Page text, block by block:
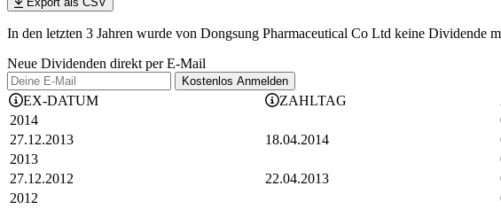
In den letzten 3 Jahren wurde von Dongsung Pharmaceutical Co Ltd keine Dividende
Neue Dividenden direkt per E-Mail
Kostenlos Anmelden
EX-DATUM ZAHLTAG
2014
27.12.2013
18.04.2014
2013
27.12.2012
22.04.2013
2012